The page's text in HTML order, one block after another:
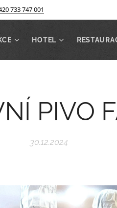
733 747 001
HOTEL
PIVO
30.12.2024